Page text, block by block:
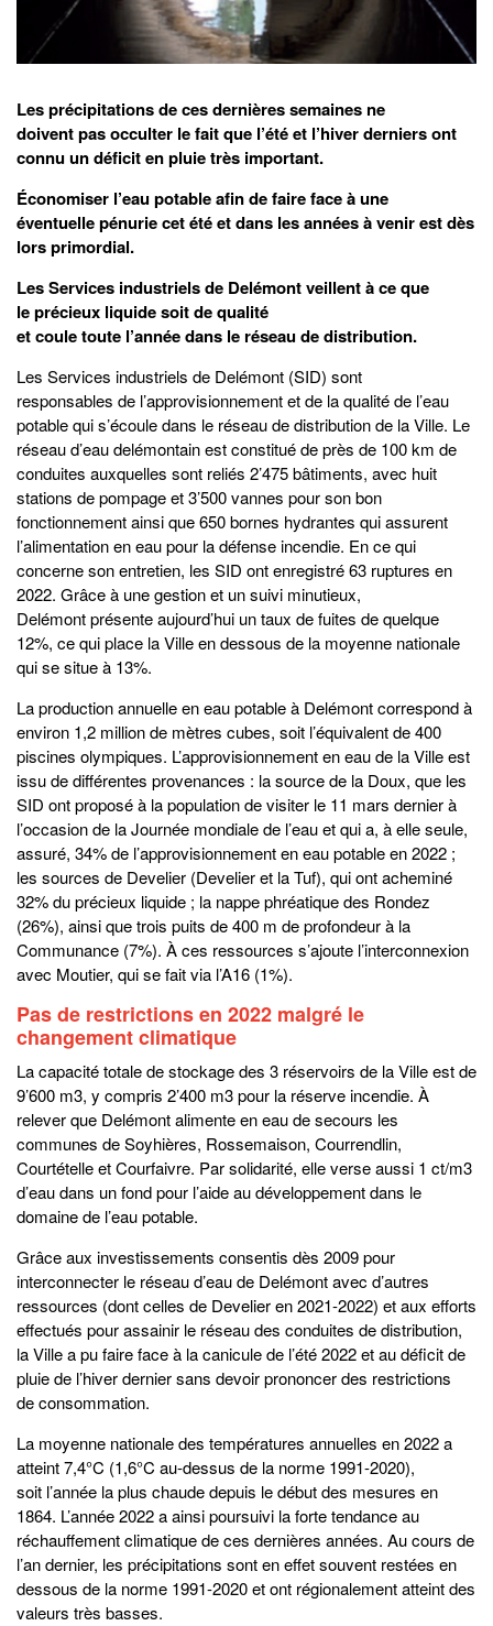
Les précipitations de ces dernières semaines ne
doivent pas occulter le fait que l’été et l’hiver derniers ont
connu un déficit en pluie très important.
Économiser l’eau potable afin de faire face à une
éventuelle pénurie cet été et dans les années à venir est dès
lors primordial.
Les Services industriels de Delémont veillent à ce que
le précieux liquide soit de qualité
et coule toute l’année dans le réseau de distribution.
Les Services industriels de Delémont (SID) sont
responsables de l’approvisionnement et de la qualité de l’eau
potable qui s’écoule dans le réseau de distribution de la Ville. Le
réseau d’eau delémontain est constitué de près de 100 km de
conduites auxquelles sont reliés 2’475 bâtiments, avec huit
stations de pompage et 3’500 vannes pour son bon
fonctionnement ainsi que 650 bornes hydrantes qui assurent
l’alimentation en eau pour la défense incendie. En ce qui
concerne son entretien, les SID ont enregistré 63 ruptures en
2022. Grâce à une gestion et un suivi minutieux,
Delémont présente aujourd’hui un taux de fuites de quelque
12%, ce qui place la Ville en dessous de la moyenne nationale
qui se situe à 13%.
La production annuelle en eau potable à Delémont correspond à
environ 1,2 million de mètres cubes, soit l’équivalent de 400
piscines olympiques. L’approvisionnement en eau de la Ville est
issu de différentes provenances : la source de la Doux, que les
SID ont proposé à la population de visiter le 11 mars dernier à
l’occasion de la Journée mondiale de l’eau et qui a, à elle seule,
assuré, 34% de l’approvisionnement en eau potable en 2022 ;
les sources de Develier (Develier et la Tuf), qui ont acheminé
32% du précieux liquide ; la nappe phréatique des Rondez
(26%), ainsi que trois puits de 400 m de profondeur à la
Communance (7%). À ces ressources s’ajoute l’interconnexion
avec Moutier, qui se fait via l’A16 (1%).
Pas de restrictions en 2022 malgré le
changement climatique
La capacité totale de stockage des 3 réservoirs de la Ville est de
9’600 m3, y compris 2’400 m3 pour la réserve incendie. À
relever que Delémont alimente en eau de secours les
communes de Soyhières, Rossemaison, Courrendlin,
Courtételle et Courfaivre. Par solidarité, elle verse aussi 1 ct/m3
d’eau dans un fond pour l’aide au développement dans le
domaine de l’eau potable.
Grâce aux investissements consentis dès 2009 pour
interconnecter le réseau d’eau de Delémont avec d’autres
ressources (dont celles de Develier en 2021-2022) et aux efforts
effectués pour assainir le réseau des conduites de distribution,
la Ville a pu faire face à la canicule de l’été 2022 et au déficit de
pluie de l’hiver dernier sans devoir prononcer des restrictions
de consommation.
La moyenne nationale des températures annuelles en 2022 a
atteint 7,4°C (1,6°C au-dessus de la norme 1991-2020),
soit l’année la plus chaude depuis le début des mesures en
1864. L’année 2022 a ainsi poursuivi la forte tendance au
réchauffement climatique de ces dernières années. Au cours de
l’an dernier, les précipitations sont en effet souvent restées en
dessous de la norme 1991-2020 et ont régionalement atteint des
valeurs très basses.